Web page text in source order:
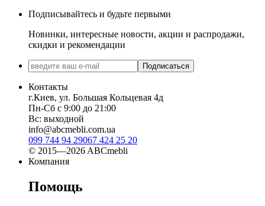
Подписывайтесь и будьте первыми
Новинки, интересные новости, акции и распродажи,
скидки и рекомендации
Подписаться
Контакты
г.Киев, ул. Большая Кольцевая 4д
Пн-Сб с 9:00 до 21:00
Вс: выходной
info@abcmebli.com.ua
099 744 94 29067 424 25 20
© 2015—2026 ABCmebli
Компания
Помощь